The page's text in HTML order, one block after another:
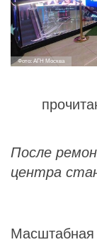
Фото: АГН Москва
После
центра
Масштабная